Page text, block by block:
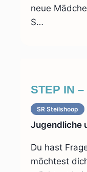
neue
S…
STEP IN
SR Steilshoop
Jugendliche
Du hast
möchtest